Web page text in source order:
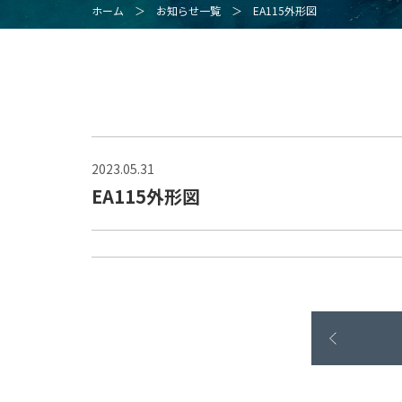
ホーム ＞ お知らせ一覧 ＞ EA115外形図
2023.05.31
EA115外形図